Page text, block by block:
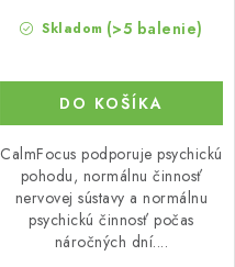
Skladom (>5 balenie)
DO KOŠÍKA
CalmFocus podporuje psychickú
pohodu, normálnu činnosť
nervovej sústavy a normálnu
psychickú činnosť počas
náročných dní....